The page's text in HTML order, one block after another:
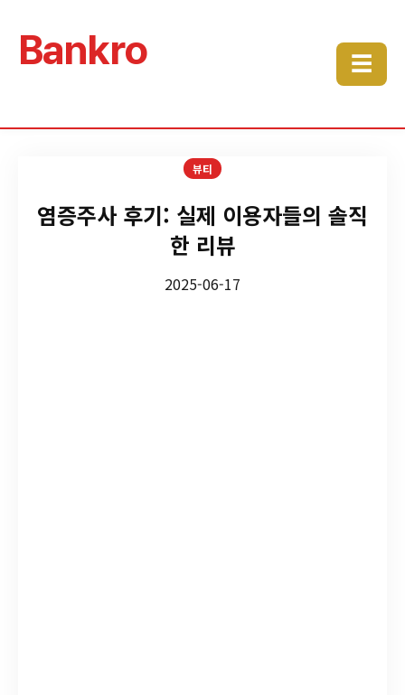
Bankro ☰
뷰티
염증주사 후기: 실제 이용자들의 솔직
한 리뷰
2025-06-17